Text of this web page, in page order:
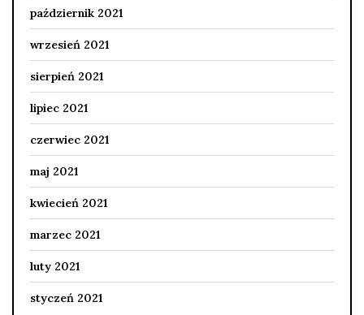
październik 2021
wrzesień 2021
sierpień 2021
lipiec 2021
czerwiec 2021
maj 2021
kwiecień 2021
marzec 2021
luty 2021
styczeń 2021